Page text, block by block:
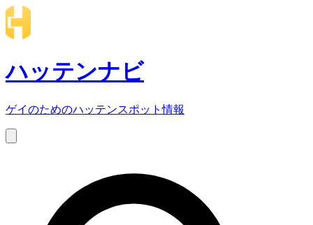
ハッテンナビ
ゲイのためのハッテンスポット情報